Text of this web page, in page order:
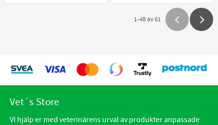
1–48av61
Vet´s Store
VI hjälp er med veterinärens urval av produkter anpassade